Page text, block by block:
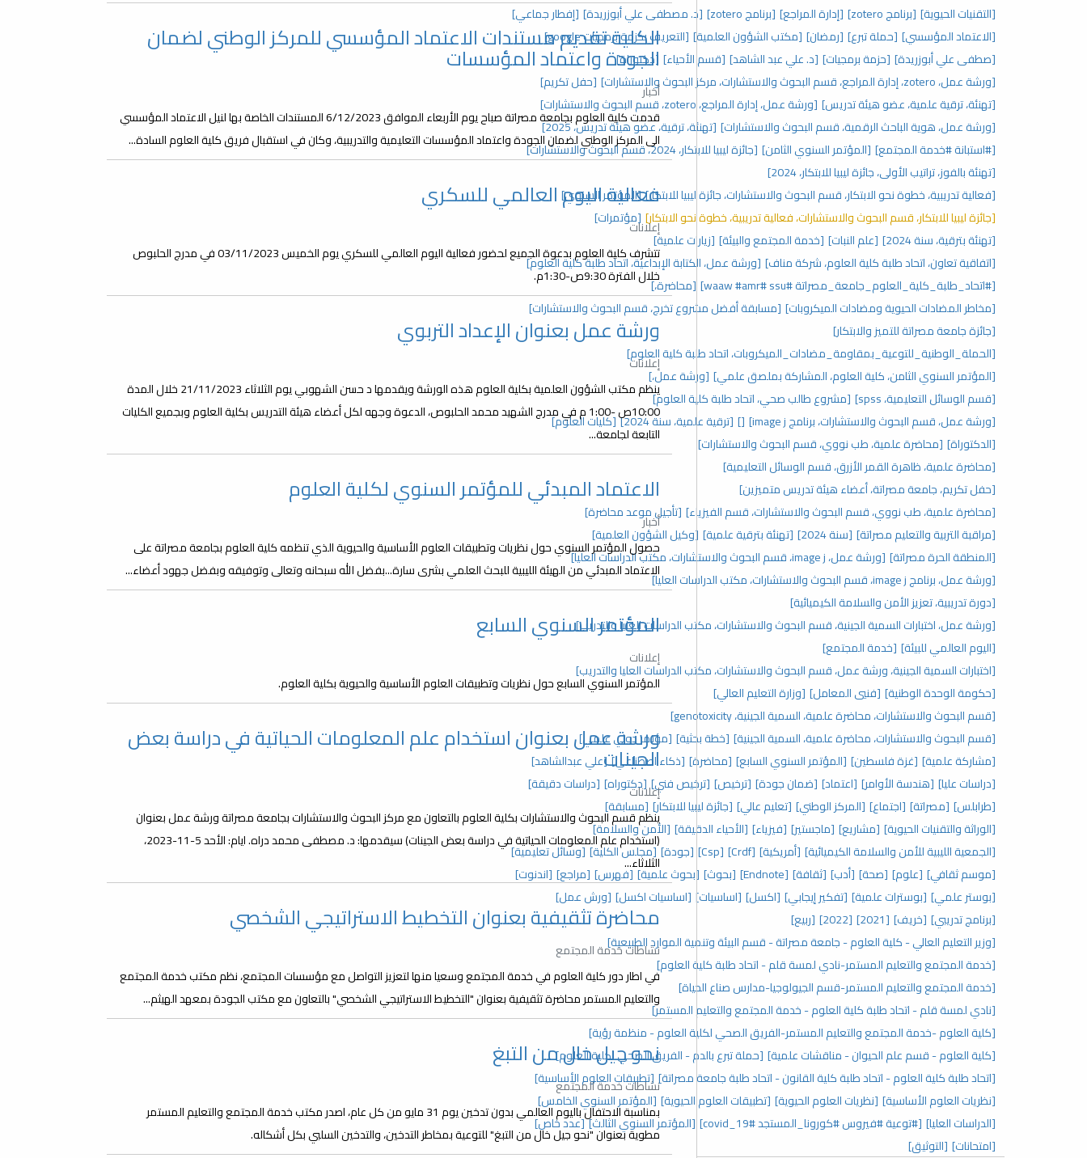
[التقنيات الحيوية] [برنامج zotero] [إدارة المراجع] [برنامج zotero] [د. مصطفى علي أبوزريدة] [إفطار جماعي]
[الاعتماد المؤسسي] [حملة تبرع] [رمضان] [مكتب الشؤون العلمية] [التعريف بحزمة برمجيات google]
[صطفى علي أبوزريدة] [حزمة برمجيات] [د. علي عبد الشاهد] [قسم الأحياء] [دكتوراة]
[ورشة عمل، zotero، إدارة المراجع، قسم البحوث والاستشارات، مركز البحوث والاستشارات]
[حفل تكريم]
[تهنئة، ترقية علمية، عضو هيئة تدريس] [ورشة عمل، إدارة المراجع، zotero، قسم البحوث والاستشارات]
[ورشة عمل، هوية الباحث الرقمية، قسم البحوث والاستشارات] [تهنئة، ترقية، عضو هيئة تدريس، 2025]
[#استبانة #خدمة المجتمع] [المؤتمر السنوي الثامن] [جائزة ليبيا للابتكار، 2024، قسم البحوث والاستشارات]
[تهنئة بالفوز، تراتيب الأولى، جائزة ليبيا للابتكار، 2024]
[فعالية تدريبية، خطوة نحو الابتكار، قسم البحوث والاستشارات، جائزة ليبيا للابتكار][المؤتمر السنوي]
[جائزة ليبيا للابتكار، قسم البحوث والاستشارات، فعالية تدريبية، خطوة نحو الابتكار] [مؤتمرات]
[تهنئة بترقية، سنة 2024]
[علم النبات] [خدمة المجتمع والبيئة] [زيارات علمية]
[اتفاقية تعاون، اتحاد طلبة كلية العلوم، شركة مناف] [ورشة عمل، الكتابة الإبداعية، اتحاد طلبة كلية العلوم]
[#اتحاد_طلبة_كلية_العلوم_جامعة_مصراتة ‏#ssu ‏#waaw #amr]
[محاضرة،]
[مخاطر المضادات الحيوية ومضادات الميكروبات] [مسابقة أفضل مشروع تخرج، قسم البحوث والاستشارات]
[جائزة جامعة مصراتة للتميز والابتكار]
[الحملة_الوطنية_للتوعية_بمقاومة_مضادات_الميكروبات، اتحاد طلبة كلية العلوم]
[المؤتمر السنوي الثامن، كلية العلوم، المشاركة بملصق علمي] [ورشة عمل،]
[قسم الوسائل التعليمية، spss]
[مشروع طالب صحي، اتحاد طلبة كلية العلوم]
[ورشة عمل، قسم البحوث والاستشارات، برنامج image j]
[] [ترقية علمية، سنة 2024]
[كليات العلوم]
[الدكتوراة] [محاضرة علمية، طب نووي، قسم البحوث والاستشارات]
[محاضرة علمية، ظاهرة القمر الأزرق، قسم الوسائل التعليمية]
[حفل تكريم، جامعة مصراتة، أعضاء هيئة تدريس متميزين]
[محاضرة علمية، طب نووي، قسم البحوث والاستشارات، قسم الفيزياء] [تأجيل موعد محاضرة]
[مراقبة التربية والتعليم مصراتة] [سنة 2024] [تهنئة بترقية علمية] [وكيل الشؤون العلمية]
[المنطقة الحرة مصراتة] [ورشة عمل، image j، قسم البحوث والاستشارات، مكتب الدراسات العليا]
[ورشة عمل، برنامج image j، قسم البحوث والاستشارات، مكتب الدراسات العليا]
[دورة تدريبية، تعزيز الأمن والسلامة الكيميائية]
[ورشة عمل، اختبارات السمية الجينية، قسم البحوث والاستشارات، مكتب الدراسات العليا والتدريب]
[اليوم العالمي للبيئة] [خدمة المجتمع]
[اختبارات السمية الجينية، ورشة عمل، قسم البحوث والاستشارات، مكتب الدراسات العليا والتدريب]
[حكومة الوحدة الوطنية] [فنيي المعامل] [وزارة التعليم العالي]
[قسم البحوث والاستشارات، محاضرة علمية، السمية الجينية، genotoxicity]
[قسم البحوث والاستشارات، محاضرة علمية، السمية الجينية] [خطة بحثية] [مؤتمر دولي علمي]
[مشاركة علمية] [غزة فلسطين] [المؤتمر السنوي السابع] [محاضرة] [ذكاء اصطناعي][علي عبدالشاهد]
[دراسات عليا] [هندسة الأوامر] [اعتماد] [ضمان جودة] [ترخيص] [ترخيص فني][دكتوراه] [دراسات دقيقة]
[طرابلس] [مصراتة] [اجتماع] [المركز الوطني] [تعليم عالي] [جائزة ليبيا للابتكار] [مسابقة]
[الوراثة والتقنيات الحيوية] [مشاريع] [ماجستير] [فيزياء] [الأحياء الدقيقة] [الأمن والسلامة]
[الجمعية الليبية للأمن والسلامة الكيميائية] [أمريكية] [Crdf]
[Csp] [جودة] [مجلس الكلية] [وسائل تعليمية]
[موسم ثقافي] [علوم] [صحة] [أدب] [ثقافة] [Endnote] [بحوث] [بحوث علمية] [فهرس] [مراجع] [اندنوت]
[بوستر علمي] [بوسترات علمية] [تفكير إيجابي] [اكسل] [اساسيات] [اساسيات اكسل] [ورش عمل]
[برنامج تدريبي] [خريف] [2021]
[2022]
[ربيع]
[وزير التعليم العالي - كلية العلوم - جامعة مصراتة - قسم البيئة وتنمية الموارد الطبيعية]
[خدمة المجتمع والتعليم المستمر-نادي لمسة قلم - اتحاد طلبة كلية العلوم]
[خدمة المجتمع والتعليم المستمر-قسم الجيولوجيا-مدارس صناع الحياة]
[نادي لمسة قلم - اتحاد طلبة كلية العلوم - خدمة المجتمع والتعليم المستمر]
[كلية العلوم -خدمة المجتمع والتعليم المستمر-الفريق الصحي لكلية العلوم - منظمة رؤية]
[كلية العلوم - قسم علم الحيوان - مناقشات علمية] [حملة تبرع بالدم - الفريق الصحي لكلية العلوم]
[اتحاد طلبة كلية العلوم - اتحاد طلبة كلية القانون - اتحاد طلبة جامعة مصراتة] [تطبيقات العلوم الأساسية]
[نظريات العلوم الأساسية] [نظريات العلوم الحيوية] [تطبيقات العلوم الحيوية] [المؤتمر السنوي الخامس]
[الدراسات العليا] [#توعية #فيروس #كورونا_المستجد covid_19#] [المؤتمر السنوي الثالث][عدد خاص]
[امتحانات] [التوثيق]
الكلية تقديم مستندات الاعتماد المؤسسي للمركز الوطني لضمان
الجودة واعتماد المؤسسات
أخبار
قدمت كلية العلوم بجامعة مصراتة صباح يوم الأربعاء الموافق 6/12/2023 المستندات الخاصة بها لنيل الاعتماد المؤسسي
الى المركز الوطني لضمان الجودة واعتماد المؤسسات التعليمية والتدريبية، وكان في استقبال فريق كلية العلوم السادة...
فعالية اليوم العالمي للسكري
إعلانات
تتشرف كلية العلوم بدعوة الجميع لحضور فعالية اليوم العالمي للسكري يوم الخميس 03/11/2023 في مدرج الحلبوص
خلال الفترة 9:30ص-1:30م.
ورشة عمل بعنوان الإعداد التربوي
إعلانات
ينظم مكتب الشؤون العلمية بكلية العلوم هذه الورشة ويقدمها د حسن الشهوبي يوم الثلاثاء 21/11/2023 خلال المدة
10:00ص -1:00 م في مدرج الشهيد محمد الحلبوص، الدعوة وجهه لكل أعضاء هيئة التدريس بكلية العلوم وبجميع الكليات
التابعة لجامعة...
الاعتماد المبدئي للمؤتمر السنوي لكلية العلوم
أخبار
حصول المؤتمر السنوي حول نظريات وتطبيقات العلوم الأساسية والحيوية الذي تنظمه كلية العلوم بجامعة مصراتة على
الاعتماد المبدئي من الهيئة الليبية للبحث العلمي بشرى سارة...بفضل الله سبحانه وتعالى وتوفيقه وبفضل جهود أعضاء...
المؤتمر السنوي السابع
إعلانات
المؤتمر السنوي السابع حول نظريات وتطبيقات العلوم الأساسية والحيوية بكلية العلوم.
ورشة عمل بعنوان استخدام علم المعلومات الحياتية في دراسة بعض
الجينات
إعلانات
ينظم قسم البحوث والاستشارات بكلية العلوم بالتعاون مع مركز البحوث والاستشارات بجامعة مصراتة ورشة عمل بعنوان
(استخدام علم المعلومات الحياتية في دراسة بعض الجينات) سيقدمها: د. مصطفى محمد دراه. ايام: الأحد 5-11-2023،
الثلاثاء...
محاضرة تثقيفية بعنوان التخطيط الاستراتيجي الشخصي
نشاطات خدمة المجتمع
في اطار دور كلية العلوم في خدمة المجتمع وسعيا منها لتعزيز التواصل مع مؤسسات المجتمع، نظم مكتب خدمة المجتمع
والتعليم المستمر محاضرة تثقيفية بعنوان "التخطيط الاستراتيجي الشخصي" بالتعاون مع مكتب الجودة بمعهد الهيثم...
نحو جيل خال من التبغ
نشاطات خدمة المجتمع
بمناسبة الاحتفال باليوم العالمي بدون تدخين يوم 31 مايو من كل عام، اصدر مكتب خدمة المجتمع والتعليم المستمر
مطوية بعنوان "نحو جيل خال من التبغ" للتوعية بمخاطر التدخين، والتدخين السلبي بكل أشكاله.